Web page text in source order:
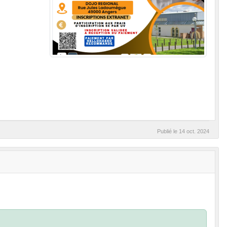
Publié le 14 oct. 2024